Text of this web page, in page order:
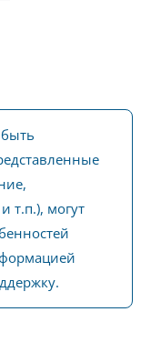
т.п.), могут